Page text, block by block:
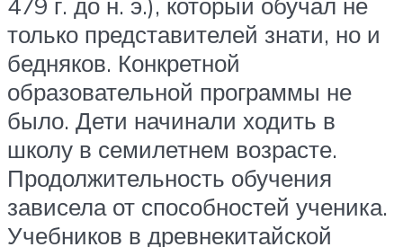
только представителей знати, но и
бедняков. Конкретной
образовательной программы не
было. Дети начинали ходить в
школу в семилетнем возрасте.
Продолжительность обучения
зависела от способностей ученика.
Учебников в древнекитайской